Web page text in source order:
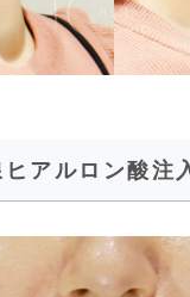
アルロン酸注